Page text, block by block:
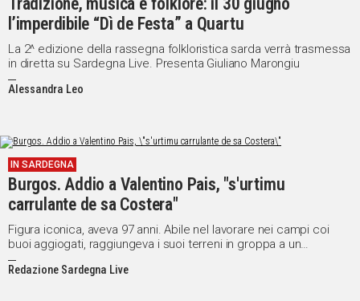
l’imperdibile “Dì de Festa” a Quartu
La 2^ edizione della rassegna folkloristica sarda verrà trasmessa
in diretta su Sardegna Live. Presenta Giuliano Marongiu
Alessandra Leo
IN SARDEGNA
Burgos. Addio a Valentino Pais, "s'urtimu
carrulante de sa Costera"
Figura iconica, aveva 97 anni. Abile nel lavorare nei campi coi
buoi aggiogati, raggiungeva i suoi terreni in groppa a un
somarello
Redazione Sardegna Live